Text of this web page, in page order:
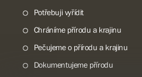
Potřebuji vyřídit
Chráníme přírodu a krajinu
Pečujeme o přírodu a krajinu
Dokumentujeme přírodu